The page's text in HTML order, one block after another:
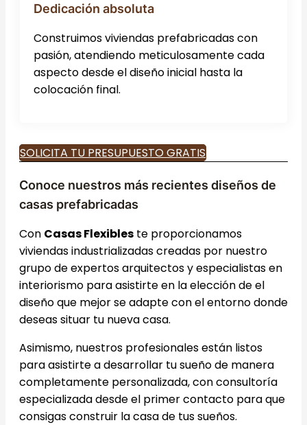
Dedicación absoluta
Construimos viviendas prefabricadas con
pasión, atendiendo meticulosamente cada
aspecto desde el diseño inicial hasta la
colocación final.
SOLICITA TU PRESUPUESTO GRATIS
Conoce nuestros más recientes diseños de
casas prefabricadas
Con Casas Flexibles te proporcionamos
viviendas industrializadas creadas por nuestro
grupo de expertos arquitectos y especialistas en
interiorismo para asistirte en la elección de el
diseño que mejor se adapte con el entorno donde
deseas situar tu nueva casa.
Asimismo, nuestros profesionales están listos
para asistirte a desarrollar tu sueño de manera
completamente personalizada, con consultoría
especializada desde el primer contacto para que
consigas construir la casa de tus sueños.